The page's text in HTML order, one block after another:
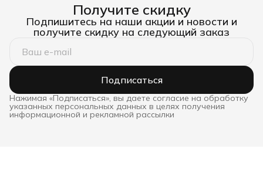
Получите скидку
Подпишитесь на наши акции и новости и
получите скидку на следующий заказ
Подписаться
Нажимая «Подписаться», вы даете согласие на обработку
указанных персональных данных в целях получения
информационной и рекламной рассылки